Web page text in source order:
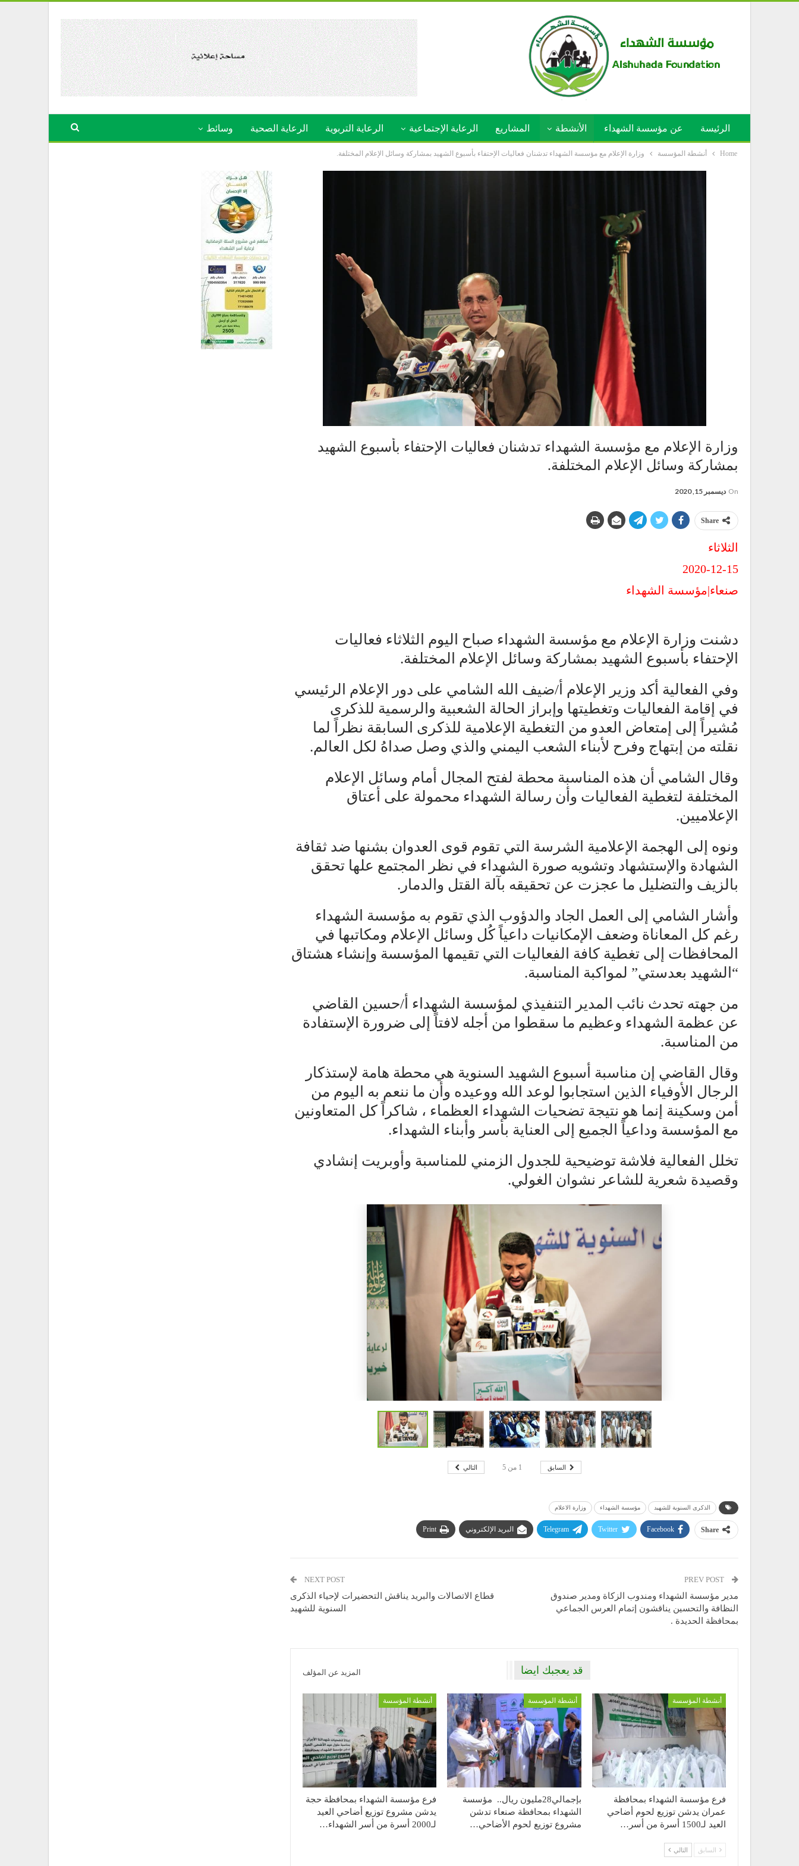
الرئيسة عن مؤسسة الشهداء الأنشطة المشاريع الرعاية الإجتماعية الرعاية التربوية الرعاية الصحية وسائط
Home أنشطة المؤسسة وزارة الإعلام مع مؤسسة الشهداء تدشنان فعاليات الإحتفاء بأسبوع الشهيد بمشاركة وسائل الإعلام المختلفة.
وزارة الإعلام مع مؤسسة الشهداء تدشنان فعاليات الإحتفاء بأسبوع الشهيد
بمشاركة وسائل الإعلام المختلفة.
On ديسمبر 15, 2020
Share
الثلاثاء
2020-12-15
صنعاء|مؤسسة الشهداء
دشنت وزارة الإعلام مع مؤسسة الشهداء صباح اليوم الثلاثاء فعاليات
الإحتفاء بأسبوع الشهيد بمشاركة وسائل الإعلام المختلفة.
وفي الفعالية أكد وزير الإعلام أ/ضيف الله الشامي على دور الإعلام الرئيسي
في إقامة الفعاليات وتغطيتها وإبراز الحالة الشعبية والرسمية للذكرى
مُشيراً إلى إمتعاض العدو من التغطية الإعلامية للذكرى السابقة نظراً لما
نقلته من إبتهاج وفرح لأبناء الشعب اليمني والذي وصل صداهُ لكل العالم.
وقال الشامي أن هذه المناسبة محطة لفتح المجال أمام وسائل الإعلام
المختلفة لتغطية الفعاليات وأن رسالة الشهداء محمولة على أعتاق
الإعلاميين.
ونوه إلى الهجمة الإعلامية الشرسة التي تقوم قوى العدوان بشنها ضد ثقافة
الشهادة والإستشهاد وتشويه صورة الشهداء في نظر المجتمع علها تحقق
بالزيف والتضليل ما عجزت عن تحقيقه بآلة القتل والدمار.
وأشار الشامي إلى العمل الجاد والدؤوب الذي تقوم به مؤسسة الشهداء
رغم كل المعاناة وضعف الإمكانيات داعياً كُل وسائل الإعلام ومكاتبها في
المحافظات إلى تغطية كافة الفعاليات التي تقيمها المؤسسة وإنشاء هشتاق
“الشهيد بعدستي” لمواكبة المناسبة.
من جهته تحدث نائب المدير التنفيذي لمؤسسة الشهداء أ/حسين القاضي
عن عظمة الشهداء وعظيم ما سقطوا من أجله لافتاً إلى ضرورة الإستفادة
من المناسبة.
وقال القاضي إن مناسبة أسبوع الشهيد السنوية هي محطة هامة لإستذكار
الرجال الأوفياء الذين استجابوا لوعد الله ووعيده وأن ما ننعم به اليوم من
أمن وسكينة إنما هو نتيجة تضحيات الشهداء العظماء ، شاكراً كل المتعاونين
مع المؤسسة وداعياً الجميع إلى العناية بأسر وأبناء الشهداء.
تخلل الفعالية فلاشة توضيحية للجدول الزمني للمناسبة وأوبريت إنشادي
وقصيدة شعرية للشاعر نشوان الغولي.
السابق 1 من 5 التالي
الذكرى السنوية للشهيد مؤسسة الشهداء وزارة الاعلام
Share
Facebook
Twitter
Telegram البريد الإلكتروني Print
مدير مؤسسة الشهداء ومندوب الزكاة ومدير صندوق
النظافة والتحسين يناقشون إتمام العرس الجماعي
بمحافظة الحديدة .
NEXT POST
قطاع الاتصالات والبريد يناقش التحضيرات لإحياء الذكرى
السنوية للشهيد
قد يعجبك ايضا المزيد عن المؤلف
أنشطة المؤسسة
فرع مؤسسة الشهداء بمحافظة
عمران يدشن توزيع لحوم أضاحي
العيد لـ1500 أسرة من أسر…
أنشطة المؤسسة
بإجمالي28مليون ريال.. مؤسسة
الشهداء بمحافظة صنعاء تدشن
مشروع توزيع لحوم الأضاحي…
أنشطة المؤسسة
فرع مؤسسة الشهداء بمحافظة حجة
يدشن مشروع توزيع أضاحي العيد
لـ2000 أسرة من أسر الشهداء…
السابق التالي